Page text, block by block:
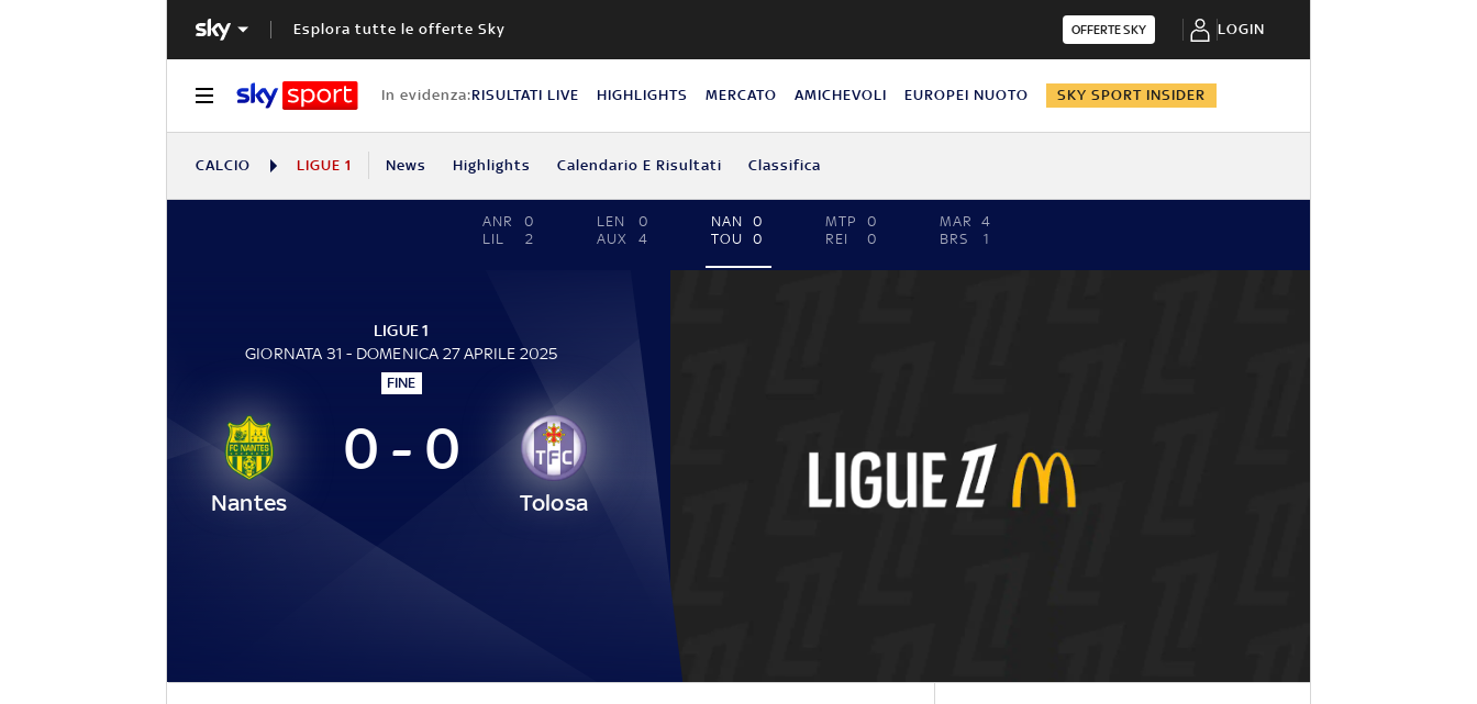
Esplora tutte le offerte Sky OFFERTE SKY LOGIN
In evidenza:RISULTATI LIVE HIGHLIGHTS MERCATO AMICHEVOLI EUROPEI NUOTO SKY SPORT INSIDER
CALCIO LIGUE 1 News Highlights Calendario E Risultati Classifica
ANR
0
LIL
2
LEN
0
AUX
4
NAN
0
TOU
0
MTP
0
REI
0
MAR
4
BRS
1
LIGUE 1
GIORNATA 31 - DOMENICA 27 APRILE 2025
FINE
Nantes
0 - 0
Tolosa